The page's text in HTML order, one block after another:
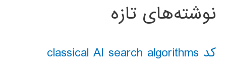
نوشته‌های تازه
کد classical AI search algorithms